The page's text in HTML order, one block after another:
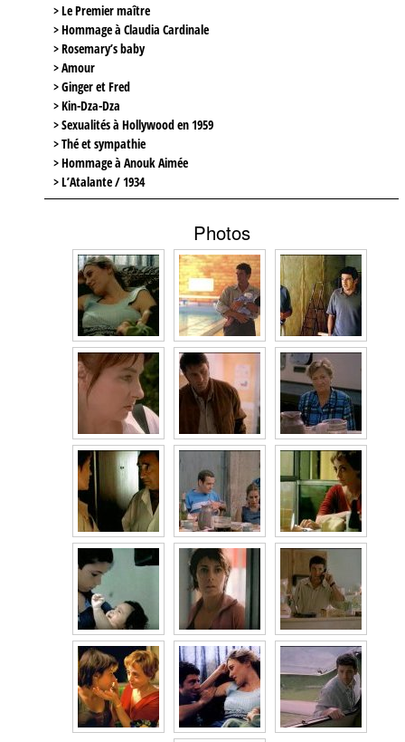
> Le Premier maître
> Hommage à Claudia Cardinale
> Rosemary’s baby
> Amour
> Ginger et Fred
> Kin-Dza-Dza
> Sexualités à Hollywood en 1959
> Thé et sympathie
> Hommage à Anouk Aimée
> L’Atalante / 1934
Photos